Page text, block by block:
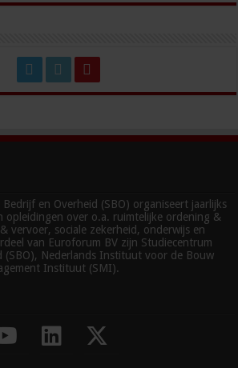
en Overheid (SBO) organiseert jaarlijks
opleidingen over o.a. ruimtelijke ordening &
vervoer, sociale zekerheid, onderwijs en
van Euroforum BV zijn Studiecentrum
(SBO), Nederlands Instituut voor de Bouw
Instituut (SMI).